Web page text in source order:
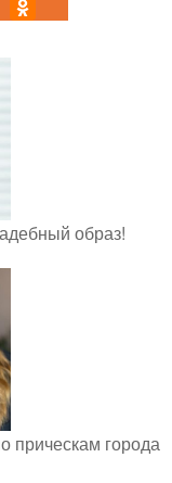
образ!
прическам города